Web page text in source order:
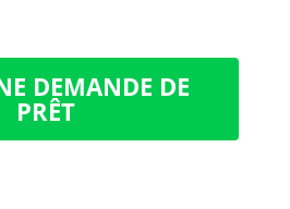
DEMANDE DE
PRÊT